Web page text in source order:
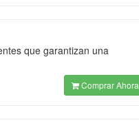
que garantizan una
Comprar Ahora